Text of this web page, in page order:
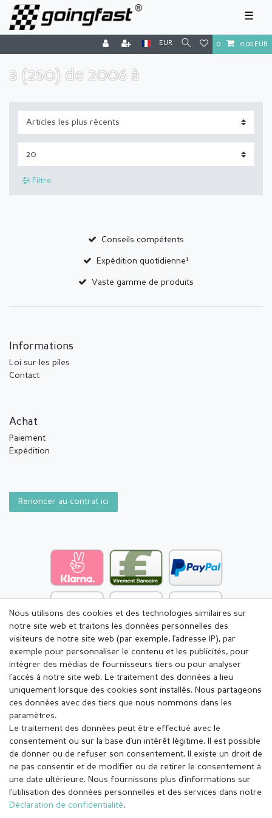
☰
EUR 0 0,00 EUR
3 (250) de 2006 à
Filtre
Conseils compétents
Expédition quotidienne¹
Vaste gamme de produits
Informations
Loi sur les piles
Contact
Achat
Paiement
Expédition
Renoncer au contrat ici
Mentions légales Déclaration de confidentialité
Nous utilisons des cookies et des technologies similaires sur
notre site web et traitons les données personnelles des
visiteurs de notre site web (par exemple, l'adresse IP), par
exemple pour personnaliser le contenu et les publicités, pour
intégrer des médias de fournisseurs tiers ou pour analyser
l'accès à notre site web. Le traitement des données a lieu
uniquement lorsque des cookies sont installés. Nous partageons
ces données avec des tiers que nous nommons dans les
paramètres.
Le traitement des données peut être effectué avec le
consentement ou sur la base d'un intérêt légitime. Il est possible
de donner ou de refuser son consentement. Il existe un droit de
ne pas consentir et de modifier ou de retirer le consentement à
une date ultérieure. Nous fournissons plus d'informations sur
l'utilisation des données personnelles et des services dans notre
Déclaration de confidentialité.